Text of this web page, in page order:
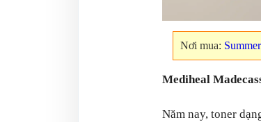
Nơi mua:
Mediheal
Năm nay, toner